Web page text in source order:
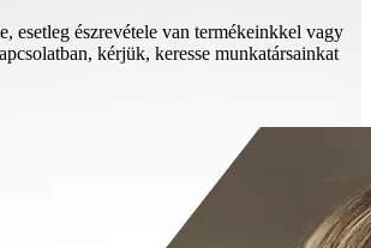
esetleg észrevétele van termékeinkkel vagy
kérjük, keresse munkatársainkat